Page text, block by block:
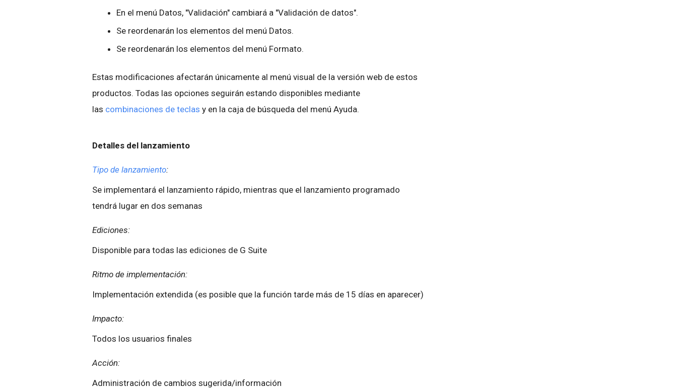
En el menú Datos, "Validación" cambiará a "Validación de datos".
Se reordenarán los elementos del menú Datos.
Se reordenarán los elementos del menú Formato.
Estas modificaciones afectarán únicamente al menú visual de la versión web de estos
productos. Todas las opciones seguirán estando disponibles mediante
las combinaciones de teclas y en la caja de búsqueda del menú Ayuda.
Detalles del lanzamiento
Tipo de lanzamiento:
Se implementará el lanzamiento rápido, mientras que el lanzamiento programado
tendrá lugar en dos semanas
Ediciones:
Disponible para todas las ediciones de G Suite
Ritmo de implementación:
Implementación extendida (es posible que la función tarde más de 15 días en aparecer)
Impacto:
Todos los usuarios finales
Acción:
Administración de cambios sugerida/información